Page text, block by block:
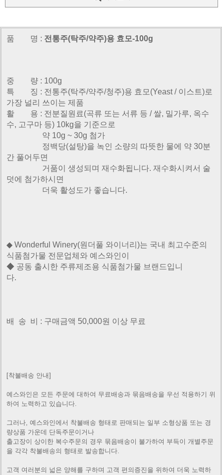
품 명 : 전통주(탁주/약주)용 효모-100g
중 량 : 100g
특 징 : 전통주(탁주/약주/청주)용 효모(Yeast / 이스트)로
가장 널리 쓰이는 제품
활 용 : 전분질원료(곡류 또는 서류 등 / 쌀, 밀가루, 옥수
수, 고구마 등) 10kg을 기준으로
약 10g ~ 30g 첨가
정백당(설탕)을 녹인 소량의 따뜻한 물에 약 30분
간 풀어두면
거품이 생성되며 재수화됩니다. 재수화시켜서 술
덧에 첨가하시면
더욱 활성도가 좋습니다.
◆ Wonderful Winery(원더풀 와이너리)는 국내 최고수준의
식품첨가물 전문업체와 예스와인이
◆ 공동 출시한 주류제조용 식품첨가물 브랜드입니
다.
배 송 비 : 구매금액 50,000원 이상 무료
[착불배송 안내]
예스와인은 모든 주문에 대하여 무료배송과 묶음배송을 우선 적용하기 위
하여 노력하고 있습니다.
그러나, 예스와인에서 착불배송 형태로 판매되는 일부 소형상품 또는 경
량상품 가운데 단독주문이거나
출고장이 상이한 복수주문의 경우 묶음배송이 불가하여 부득이 개별주문
을 각각 착불배송의 형태로 발송합니다.
고객 여러분의 넓은 양해를 구하며 고객 편의증진을 위하여 더욱 노력하